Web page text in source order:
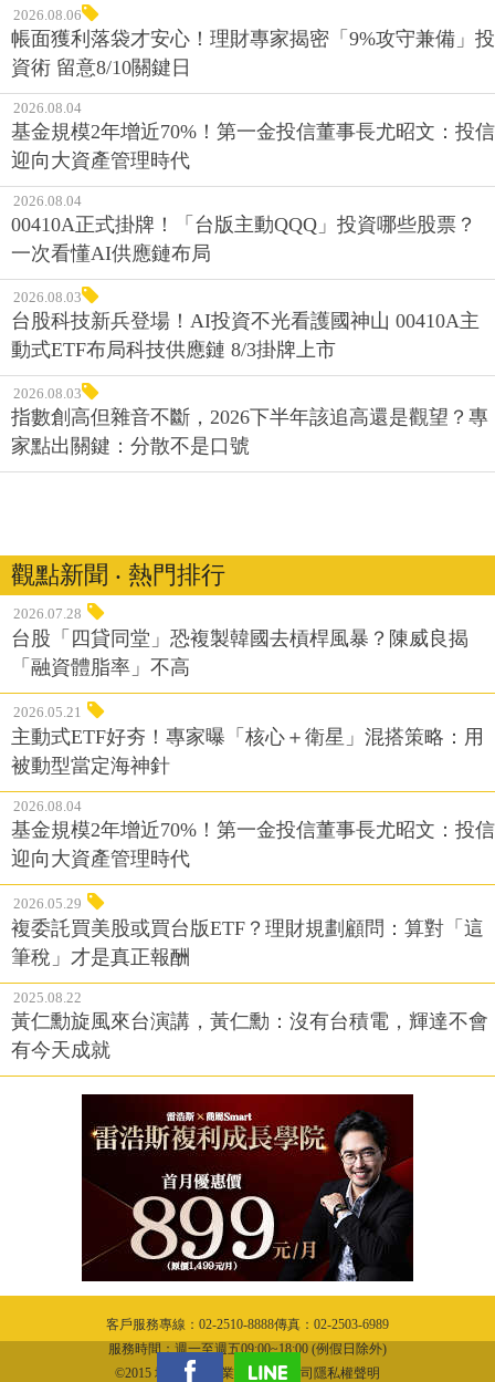
2026.08.06
帳面獲利落袋才安心！理財專家揭密「9%攻守兼備」投
資術 留意8/10關鍵日
2026.08.04
基金規模2年增近70%！第一金投信董事長尤昭文：投信
迎向大資產管理時代
2026.08.04
00410A正式掛牌！「台版主動QQQ」投資哪些股票？
一次看懂AI供應鏈布局
2026.08.03
台股科技新兵登場！AI投資不光看護國神山 00410A主
動式ETF布局科技供應鏈 8/3掛牌上市
2026.08.03
指數創高但雜音不斷，2026下半年該追高還是觀望？專
家點出關鍵：分散不是口號
觀點新聞 ‧ 熱門排行
2026.07.28
台股「四貸同堂」恐複製韓國去槓桿風暴？陳威良揭
「融資體脂率」不高
2026.05.21
主動式ETF好夯！專家曝「核心＋衛星」混搭策略：用
被動型當定海神針
2026.08.04
基金規模2年增近70%！第一金投信董事長尤昭文：投信
迎向大資產管理時代
2026.05.29
複委託買美股或買台版ETF？理財規劃顧問：算對「這
筆稅」才是真正報酬
2025.08.22
黃仁勳旋風來台演講，黃仁勳：沒有台積電，輝達不會
有今天成就
客戶服務專線：02-2510-8888傳真：02-2503-6989
服務時間：週一至週五09:00~18:00 (例假日除外)
©2015 城邦文化事業股份有限公司隱私權聲明